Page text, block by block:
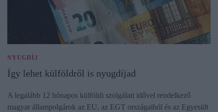
NYUGDÍJ
Így lehet külföldről is nyugdíjad
A legalább 12 hónapos külföldi szolgálati idővel rendelkező
magyar állampolgárok az EU, az EGT országaiból és az Egyesült